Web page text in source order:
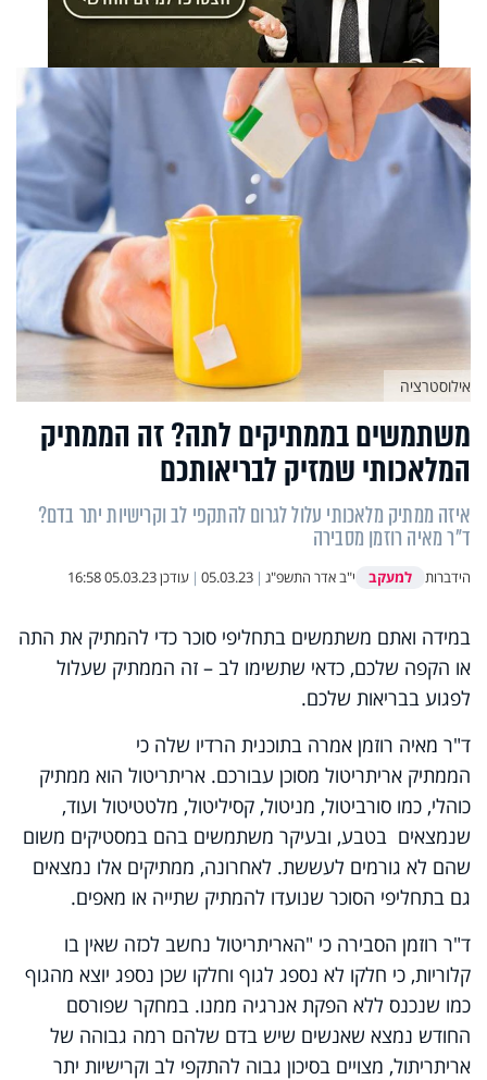
משתמשים בממתיקים לתה? זה הממתיק
המלאכותי שמזיק לבריאותכם
איזה ממתיק מלאכותי עלול לגרום להתקפי לב וקרישיות יתר בדם?
ד"ר מאיה רוזמן מסבירה
הידברות למעקב י"ב אדר התשפ"ג |
05.03.23
| עודכן05.03.23 16:58
אילוסטרציה
במידה ואתם משתמשים בתחליפי סוכר כדי להמתיק את התה
או הקפה שלכם, כדאי שתשימו לב – זה הממתיק שעלול
לפגוע בבריאות שלכם.
ד"ר מאיה רוזמן אמרה בתוכנית הרדיו שלה כי
הממתיק אריתריטול מסוכן עבורכם. אריתריטול הוא ממתיק
כוהלי, כמו סורביטול, מניטול, קסיליטול, מלטטיטול ועוד,
שנמצאים בטבע, ובעיקר משתמשים בהם במסטיקים משום
שהם לא גורמים לעששת. לאחרונה, ממתיקים אלו נמצאים
גם בתחליפי הסוכר שנועדו להמתיק שתייה או מאפים.
ד"ר רוזמן הסבירה כי "האריתריטול נחשב לכזה שאין בו
קלוריות, כי חלקו לא נספג לגוף וחלקו שכן נספג יוצא מהגוף
כמו שנכנס ללא הפקת אנרגיה ממנו. במחקר שפורסם
החודש נמצא שאנשים שיש בדם שלהם רמה גבוהה של
אריתריתול, מצויים בסיכון גבוה להתקפי לב וקרישיות יתר